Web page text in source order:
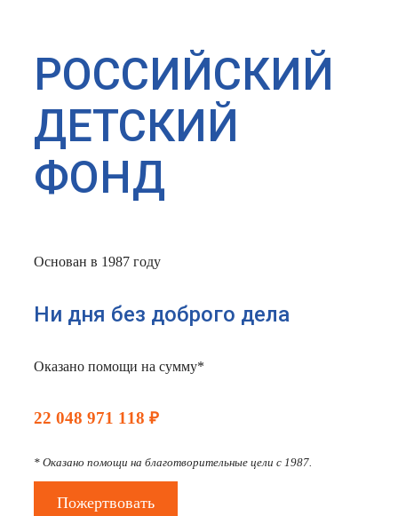
РОССИЙСКИЙ
ДЕТСКИЙ
ФОНД
Основан в 1987 году
Ни дня без доброго дела
Оказано помощи на сумму*
22 048 971 118 ₽
* Оказано помощи на благотворительные цели с 1987.
Пожертвовать